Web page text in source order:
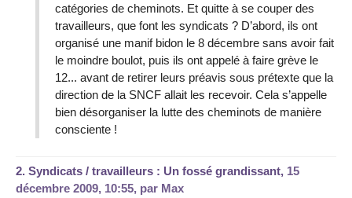
catégories de cheminots. Et quitte à se couper des
travailleurs, que font les syndicats ? D’abord, ils ont
organisé une manif bidon le 8 décembre sans avoir fait
le moindre boulot, puis ils ont appelé à faire grève le
12... avant de retirer leurs préavis sous prétexte que la
direction de la SNCF allait les recevoir. Cela s’appelle
bien désorganiser la lutte des cheminots de manière
consciente !
2. Syndicats / travailleurs : Un fossé grandissant, 15
décembre 2009, 10:55, par Max